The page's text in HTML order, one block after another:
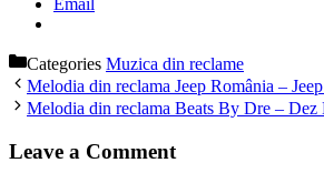
Email
Categories Muzica din reclame
Melodia din reclama Jeep România –
Melodia din reclama Beats By Dre – Dez
Leave a Comment